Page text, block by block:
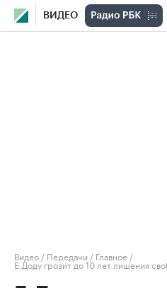
ВИДЕО
Видео / Передачи / Главное /
Е.Доду грозит до 10 лет лишения